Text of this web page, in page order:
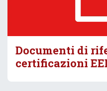
Documenti di
certificazioni